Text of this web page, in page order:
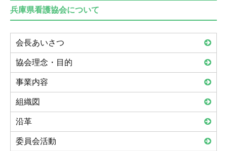
兵庫県看護協会について
会長あいさつ
協会理念・目的
事業内容
組織図
沿革
委員会活動